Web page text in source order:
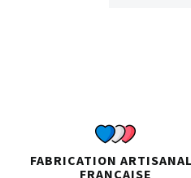
FABRICATION